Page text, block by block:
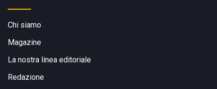
Chi siamo
Magazine
La nostra linea editoriale
Redazione